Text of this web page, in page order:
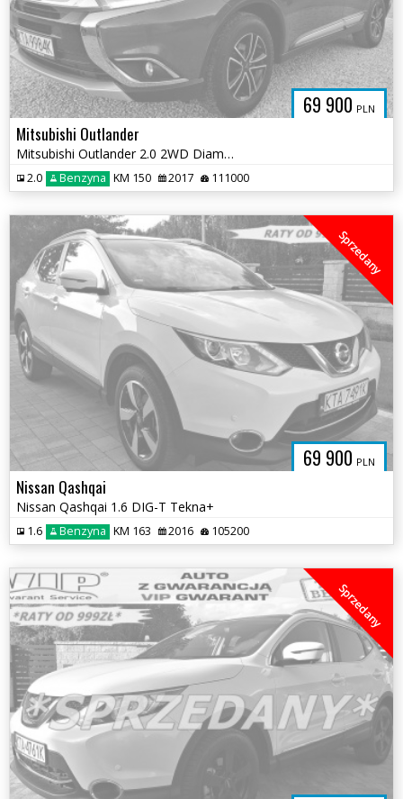
69 900 PLN
Mitsubishi Outlander
Mitsubishi Outlander 2.0 2WD Diamant Edition
2.0 Benzyna KM 150 2017 111000
69 900 PLN
Sprzedany
Nissan Qashqai
Nissan Qashqai 1.6 DIG-T Tekna+
1.6 Benzyna KM 163 2016 105200
Sprzedany